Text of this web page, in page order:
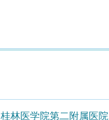
桂林医学院第二附属医院